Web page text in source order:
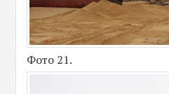
Фото 21.